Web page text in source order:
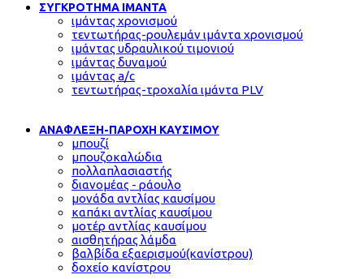
ΣΥΓΚΡΟΤΗΜΑ ΙΜΑΝΤΑ
ιμάντας χρονισμού
τεντωτήρας-ρουλεμάν ιμάντα χρονισμού
ιμάντας υδραυλικού τιμονιού
ιμάντας δυναμού
ιμάντας a/c
τεντωτήρας-τροχαλία ιμάντα PLV
ΑΝΑΦΛΕΞΗ-ΠΑΡΟΧΗ ΚΑΥΣΙΜΟΥ
μπουζί
μπουζοκαλώδια
πολλαπλασιαστής
διανομέας - ράουλο
μονάδα αντλίας καυσίμου
καπάκι αντλίας καυσίμου
μοτέρ αντλίας καυσίμου
αισθητήρας λάμδα
βαλβίδα εξαερισμού(κανίστρου)
δοχείο κανίστρου